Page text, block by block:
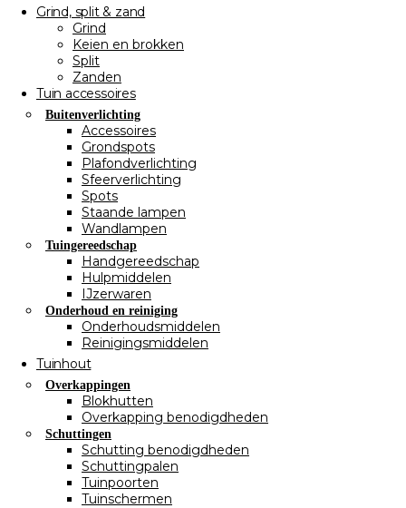
Grind, split & zand
Grind
Keien en brokken
Split
Zanden
Tuin accessoires
Buitenverlichting
Accessoires
Grondspots
Plafondverlichting
Sfeerverlichting
Spots
Staande lampen
Wandlampen
Tuingereedschap
Handgereedschap
Hulpmiddelen
IJzerwaren
Onderhoud en reiniging
Onderhoudsmiddelen
Reinigingsmiddelen
Tuinhout
Overkappingen
Blokhutten
Overkapping benodigdheden
Schuttingen
Schutting benodigdheden
Schuttingpalen
Tuinpoorten
Tuinschermen